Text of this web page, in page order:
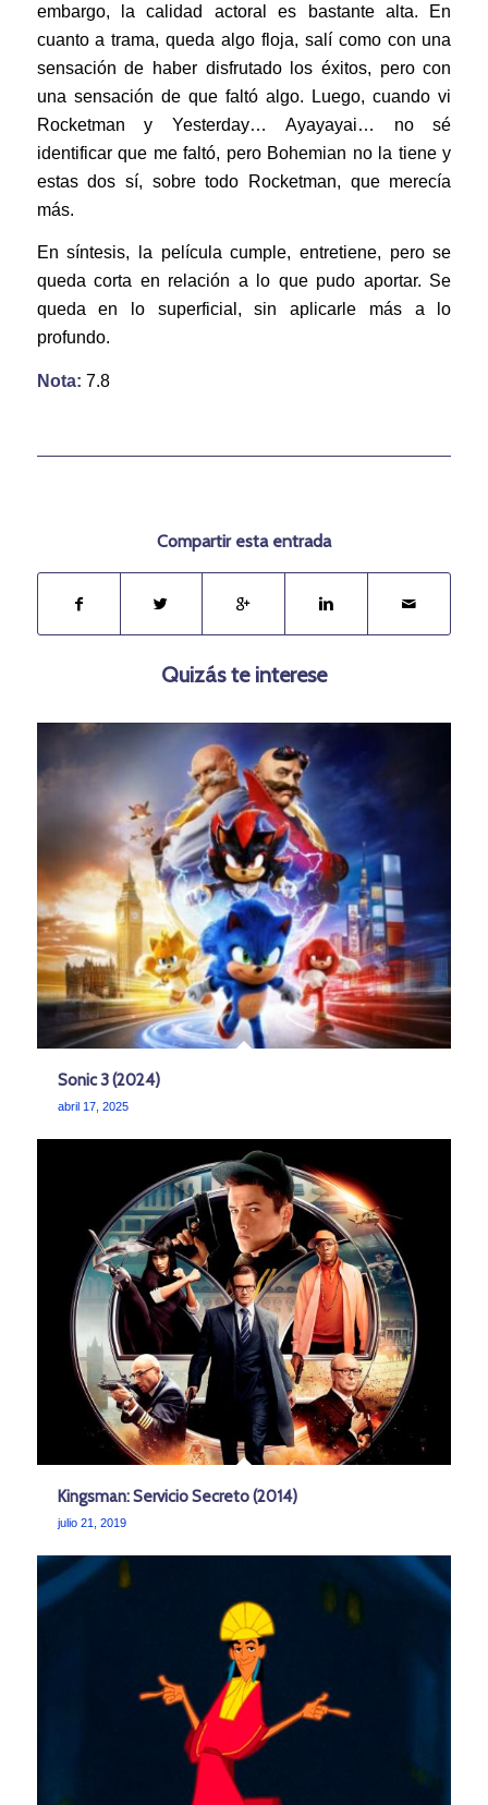
embargo, la calidad actoral es bastante alta. En
cuanto a trama, queda algo floja, salí como con una
sensación de haber disfrutado los éxitos, pero con
una sensación de que faltó algo. Luego, cuando vi
Rocketman y Yesterday… Ayayayai… no sé
identificar que me faltó, pero Bohemian no la tiene y
estas dos sí, sobre todo Rocketman, que merecía
más.
En síntesis, la película cumple, entretiene, pero se
queda corta en relación a lo que pudo aportar. Se
queda en lo superficial, sin aplicarle más a lo
profundo.
Nota: 7.8
Compartir esta entrada
Quizás te interese
Sonic 3 (2024)
abril 17, 2025
Kingsman: Servicio Secreto (2014)
julio 21, 2019